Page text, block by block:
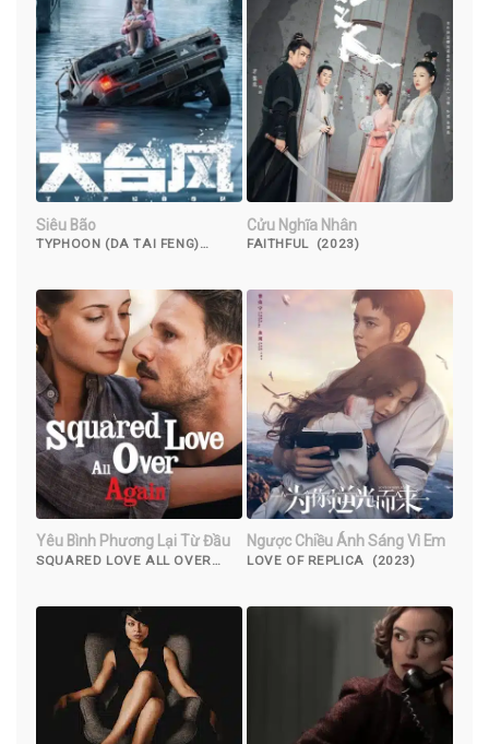
Siêu Bão
TYPHOON (DA TAI FENG)
Cửu Nghĩa Nhân
FAITHFUL (2023)
Yêu Bình Phương Lại Từ Đầu
SQUARED LOVE ALL OVER
Ngược Chiều Ánh Sáng Vì Em
LOVE OF REPLICA (2023)